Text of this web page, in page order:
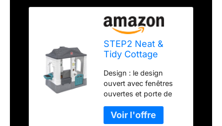
STEP2 Neat &
Tidy Cottage
| Maisonnette
Marron |
Maisonnette
Plastique avec
Porte, Fenêtre et
Design : le design
ouvert avec fenêtres
ouvertes et porte de
plaisir à tous ceux qui